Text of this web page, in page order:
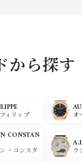
から探す
ィリップ オ
CONSTAN
・コンスタ
ラ